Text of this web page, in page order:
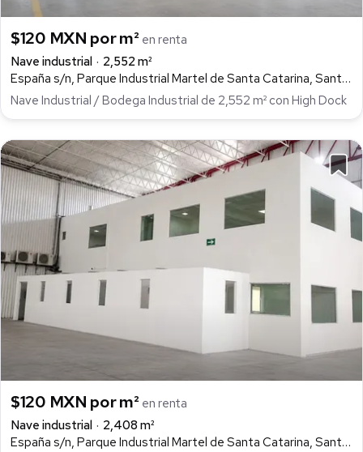
$120 MXN por m² en renta
Nave industrial
2,552 m²
España s/n, Parque Industrial Martel de Santa Catarina, Santa Catarina
Nave Industrial / Bodega Industrial de 2,552 m² con High Dock
$120 MXN por m² en renta
Nave industrial
2,408 m²
España s/n, Parque Industrial Martel de Santa Catarina, Santa Catarina